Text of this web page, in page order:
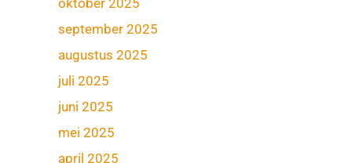
september 2025
augustus 2025
juli 2025
juni 2025
mei 2025
april 2025